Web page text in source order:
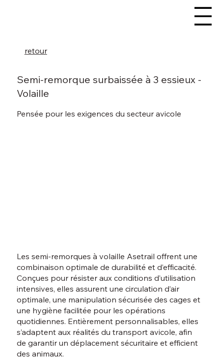
retour
Semi-remorque surbaissée à 3 essieux -
Volaille
Pensée pour les exigences du secteur avicole
Les semi-remorques à volaille Asetrail offrent une
combinaison optimale de durabilité et d’efficacité.
Conçues pour résister aux conditions d’utilisation
intensives, elles assurent une circulation d’air
optimale, une manipulation sécurisée des cages et
une hygiène facilitée pour les opérations
quotidiennes. Entièrement personnalisables, elles
s’adaptent aux réalités du transport avicole, afin
de garantir un déplacement sécuritaire et efficient
des animaux.